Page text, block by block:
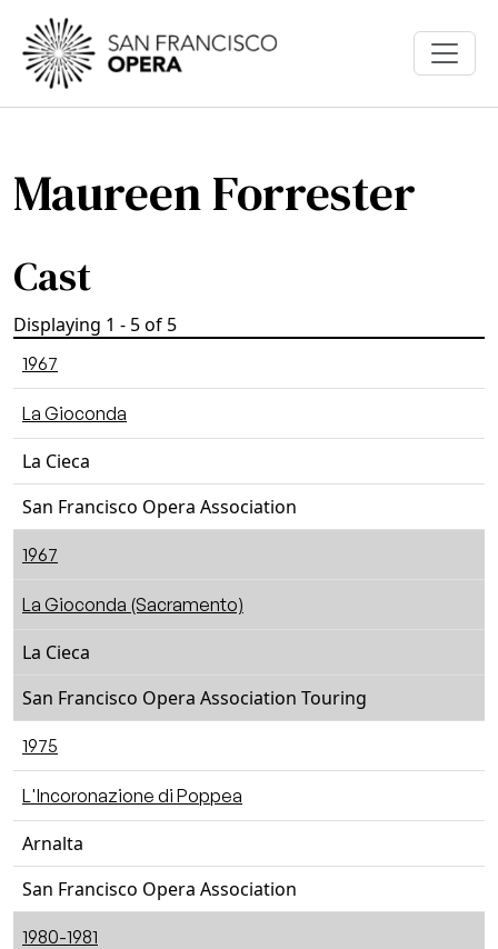
Skip to main content
Maureen Forrester
Cast
Displaying 1 - 5 of 5
1967
La Gioconda
La Cieca
San Francisco Opera Association
1967
La Gioconda (Sacramento)
La Cieca
San Francisco Opera Association Touring
1975
L'Incoronazione di Poppea
Arnalta
San Francisco Opera Association
1980-1981